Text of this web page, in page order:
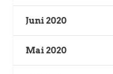
Juni 2020
Mai 2020